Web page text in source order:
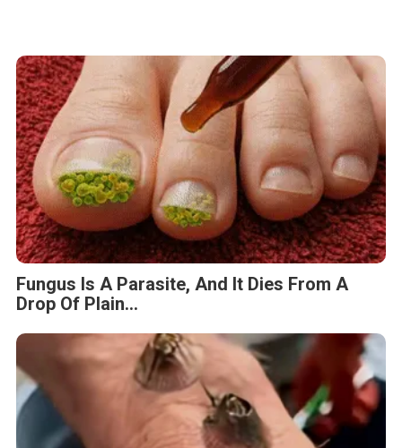
Fungus Is A Parasite, And It Dies From A
Drop Of Plain...